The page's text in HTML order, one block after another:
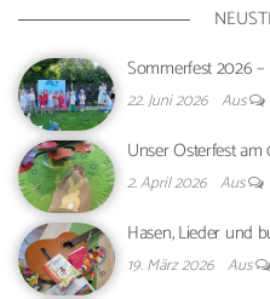
Sommerfest 2026 –
22. Juni 2026 Aus
Unser Osterfest am
2. April 2026 Aus
Hasen, Lieder und
19. März 2026 Aus